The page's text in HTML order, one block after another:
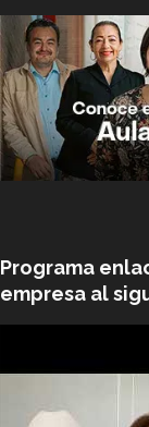
Programa
empresa al